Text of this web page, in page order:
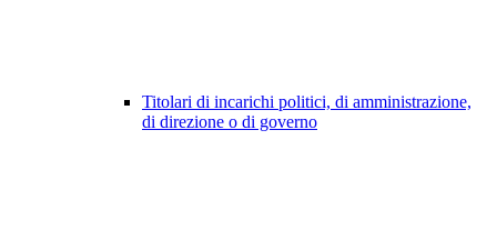
Titolari di incarichi politici, di amministrazione,
di direzione o di governo